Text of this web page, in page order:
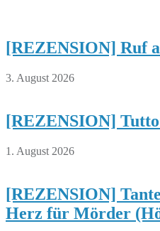
[REZENSION] Ruf
3. August 2026
[REZENSION] Tutto
1. August 2026
[REZENSION]
Herz für Mörder